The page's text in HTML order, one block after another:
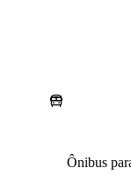
Ônibus